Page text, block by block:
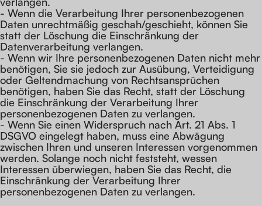
- Wenn die Verarbeitung Ihrer personenbezogenen
Daten unrechtmäßig geschah/geschieht, können Sie
statt der Löschung die Einschränkung der
Datenverarbeitung verlangen.
- Wenn wir Ihre personenbezogenen Daten nicht mehr
benötigen, Sie sie jedoch zur Ausübung, Verteidigung
oder Geltendmachung von Rechtsansprüchen
benötigen, haben Sie das Recht, statt der Löschung
die Einschränkung der Verarbeitung Ihrer
personenbezogenen Daten zu verlangen.
- Wenn Sie einen Widerspruch nach Art. 21 Abs. 1
DSGVO eingelegt haben, muss eine Abwägung
zwischen Ihren und unseren Interessen vorgenommen
werden. Solange noch nicht feststeht, wessen
Interessen überwiegen, haben Sie das Recht, die
Einschränkung der Verarbeitung Ihrer
personenbezogenen Daten zu verlangen.